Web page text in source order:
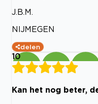
J.B.M.
NIJMEGEN
delen
10
Kan het nog beter,